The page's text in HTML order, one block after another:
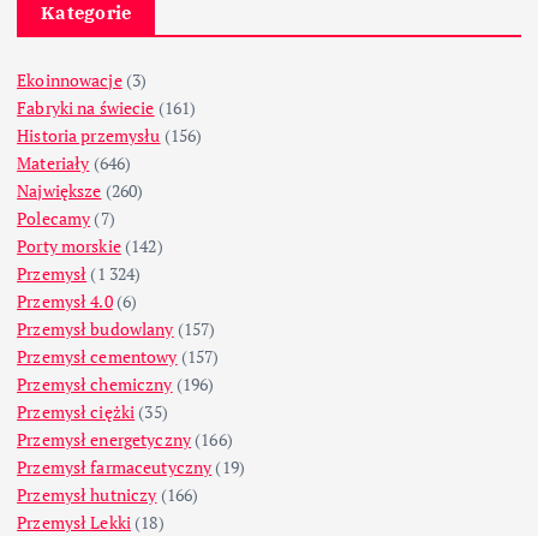
Kategorie
Ekoinnowacje(3)
Fabryki na świecie (161)
Historia przemysłu (156)
Materiały (646)
Największe (260)
Polecamy (7)
Porty morskie(142)
Przemysł (1 324)
Przemysł 4.0(6)
Przemysł budowlany (157)
Przemysł cementowy (157)
Przemysł chemiczny (196)
Przemysł ciężki (35)
Przemysł energetyczny (166)
Przemysł farmaceutyczny (19)
Przemysł hutniczy (166)
Przemysł Lekki (18)